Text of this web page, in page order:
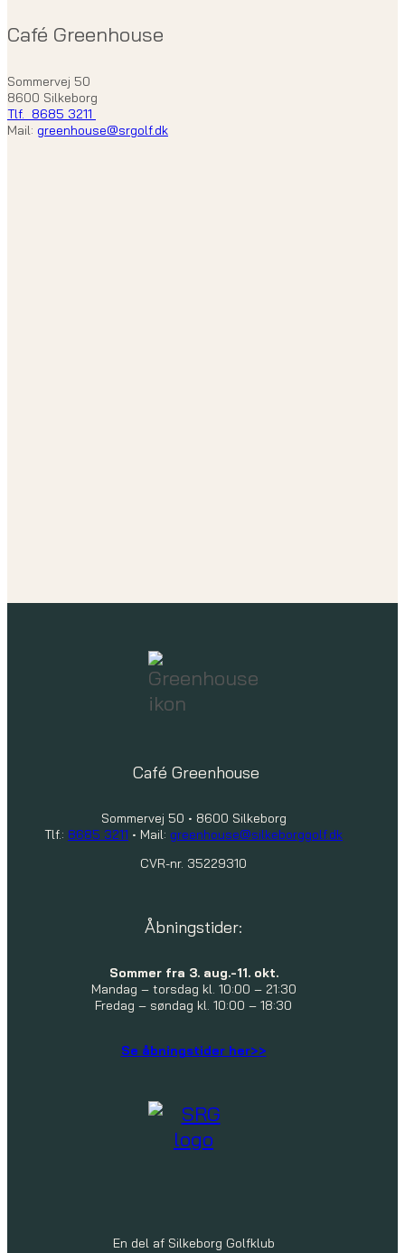
Café Greenhouse
Sommervej 50
8600 Silkeborg
Tlf. 8685 3211
Mail: greenhouse@srgolf.dk
Café Greenhouse
Sommervej 50 • 8600 Silkeborg
Tlf.: 8685 3211 • Mail: greenhouse@silkeborggolf.dk
CVR-nr. 35229310
Åbningstider:
Sommer fra 3. aug.-11. okt.
Mandag – torsdag kl. 10:00 – 21:30
Fredag – søndag kl. 10:00 – 18:30
Se åbningstider her>>
En del af Silkeborg Golfklub